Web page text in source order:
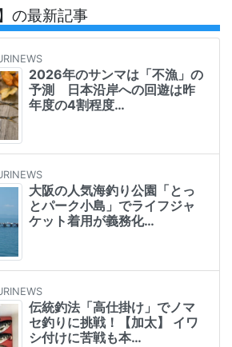
の最新記事
2026年のサンマは「不漁」の
予測 日本沿岸への回遊は昨
年度の4割程度…
大阪の人気海釣り公園「とっ
とパーク小島」でライフジャ
ケット着用が義務化…
伝統釣法「高仕掛け」でノマ
セ釣りに挑戦！【加太】 イワ
シ付けに苦戦も本…